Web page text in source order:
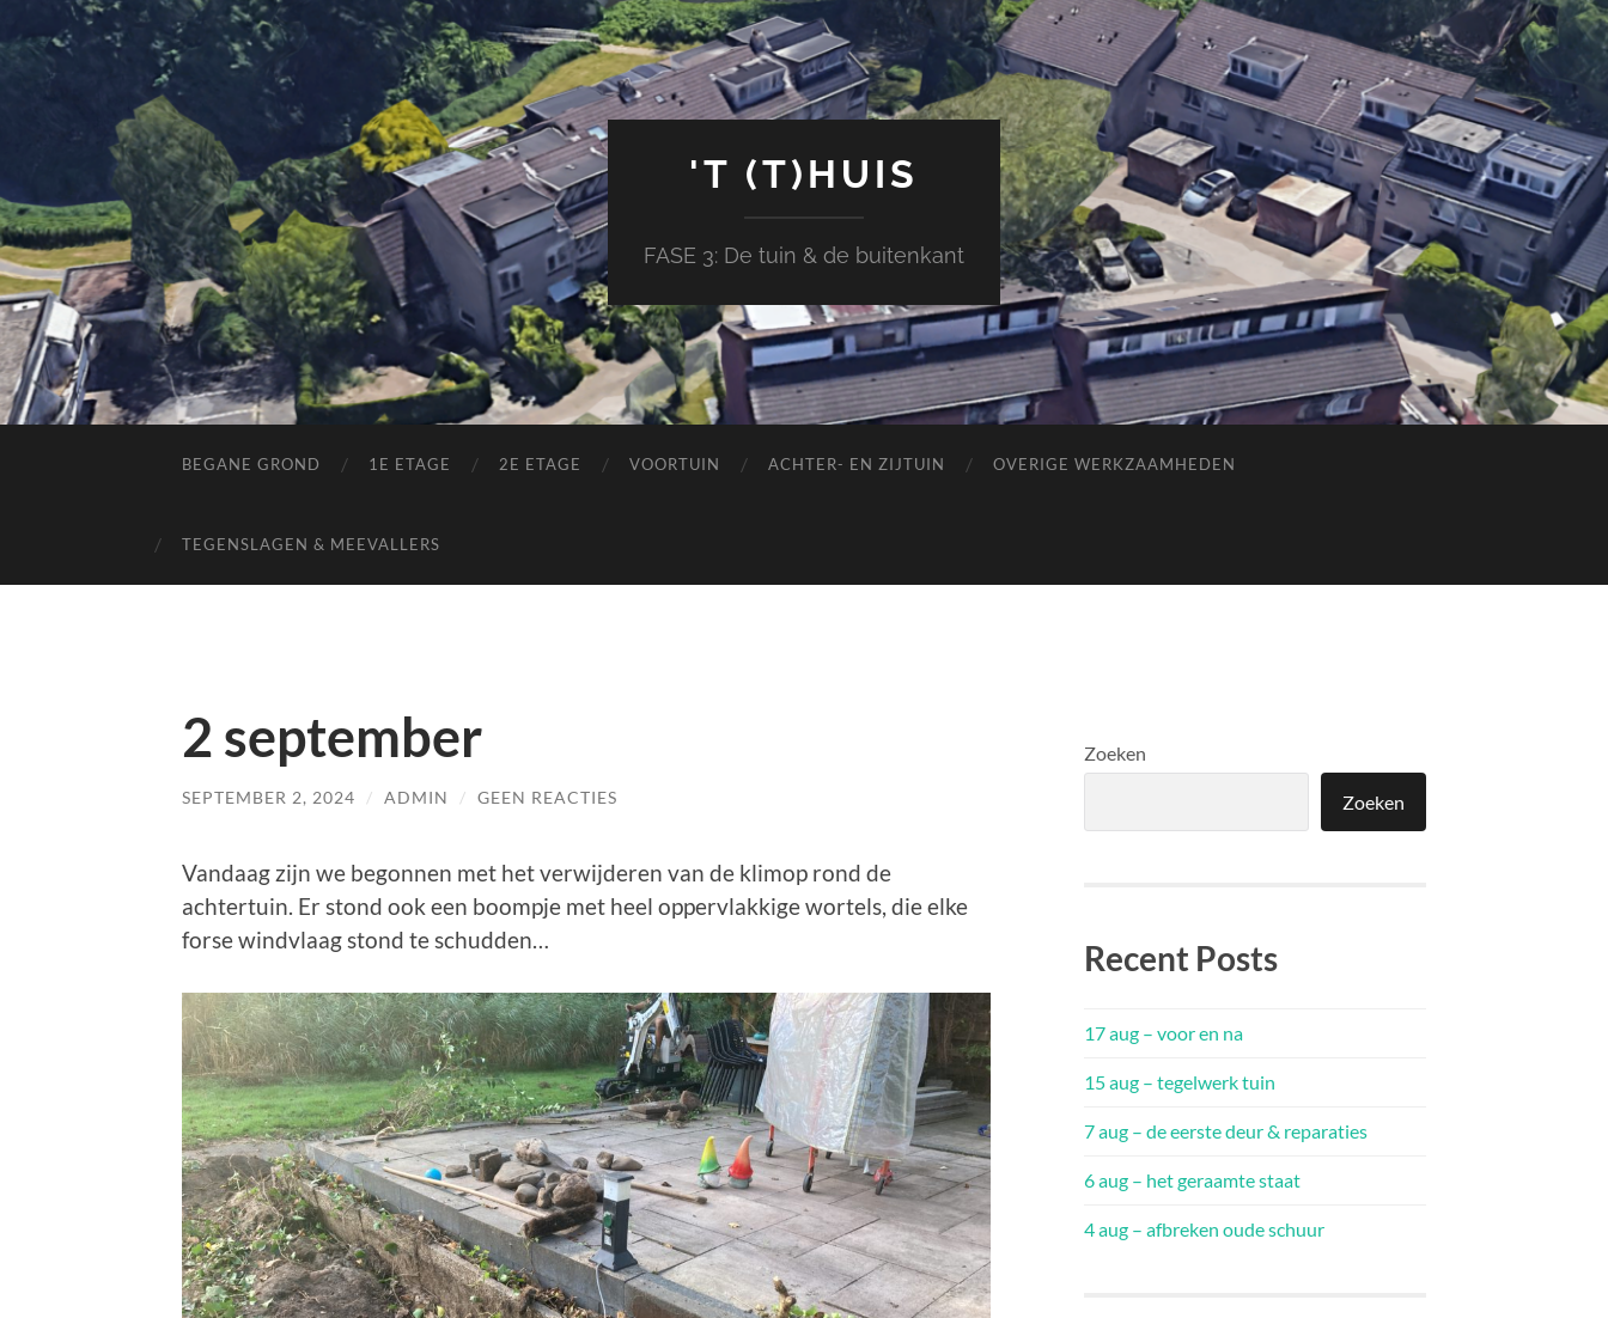
'T (T)HUIS
FASE 3: De tuin & de buitenkant
BEGANE GROND 1E ETAGE 2E ETAGE VOORTUIN ACHTER- EN ZIJTUIN OVERIGE WERKZAAMHEDEN
TEGENSLAGEN & MEEVALLERS
2 september
SEPTEMBER 2, 2024 / ADMIN / GEEN REACTIES
Vandaag zijn we begonnen met het verwijderen van de klimop rond de
achtertuin. Er stond ook een boompje met heel oppervlakkige wortels, die elke
forse windvlaag stond te schudden…
Zoeken
Zoeken
Recent Posts
17 aug – voor en na
15 aug – tegelwerk tuin
7 aug – de eerste deur & reparaties
6 aug – het geraamte staat
4 aug – afbreken oude schuur